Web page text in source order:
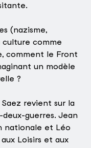
(nazisme,
culture comme
comment le Front
un modèle
?
revient sur la
guerres. Jean
nationale et Léo
Loisirs et aux